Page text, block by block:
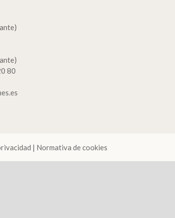
80
| Normativa de cookies